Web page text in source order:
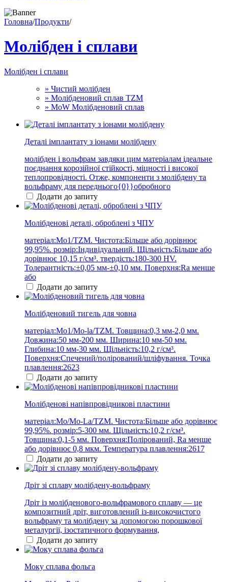
Головна/Продукти/
Молібден і сплави
Молібден і сплави
» Чистий молібден
» Молібденовий сплав TZM
» MoW Молібденовий сплав
Деталі імплантату з іонами молібдену
молібден і вольфрам завдяки цим матеріалам ідеальне
поєднання корозійної стійкості, міцності і високої
теплопровідності. Отже, компоненти з молібдену та
вольфраму для переднього{0}}обробного
Додати до запиту
Молібденові деталі, оброблені з ЧПУ
матеріал:Mo1/TZM. Чистота:Більше або дорівнює
99,95%. розмір:Індивідуальний. Щільність:Більше або
дорівнює 10,15 г/см³. твердість:180-300 HV.
Толерантність:±0,05 мм-±0,10 мм. Поверхня:Ra менше
або
Додати до запиту
Молібденовий тигель для човна
матеріал:Mo1/Mo-la/TZM. Товщина:0,3 мм-2,0 мм.
Довжина:50 мм-200 мм. Ширина:10 мм-50 мм.
Глибина:10 мм-30 мм. Щільність:10,2 г/см³.
Поверхня:Спечений/полірований/шліфування. Точка
плавлення:2623
Додати до запиту
Молібденові напівпровідникові пластини
матеріал:Mo/Mo-La/TZM. Чистота:Більше або дорівнює
99,95%. розмір:5-300 мм. Щільність:10,2 г/см³.
Товщина:0,1-5 мм. Поверхня:Полірований, Ra менше
або дорівнює 0,8 мкм. Температура плавлення:2617
Додати до запиту
Дріт зі сплаву молібдену-вольфраму
Дріт із молібденового-вольфрамового сплаву — це
композитний дріт, виготовлений із-високочистого
вольфраму та молібдену за допомогою порошкової
металургії, ізостатичного формування,
Додати до запиту
Моку сплава фольга